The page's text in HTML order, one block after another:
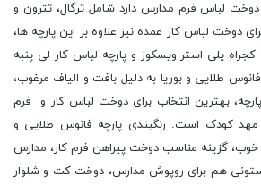
دوخت لباس فرم مدارس دارد شامل ترگال، تترون و
دوخت لباس کار عمده نیز علاوه بر این پارچه ها،
کجراه پلی استر ویسکوز و پارچه لباس کار لی پنبه
فانوس طلایی و بوریا به دلیل بافت و الیاف مرغوب،
پارچه، بهترین انتخاب برای دوخت لباس کار و فرم
مهد کودک است. رنگبندی پارچه فانوس طلایی و
خوب، گزینه مناسب دوخت پیراهن فرم کار، مدارس
هم برای روپوش مدارس، دوخت کت و شلوار